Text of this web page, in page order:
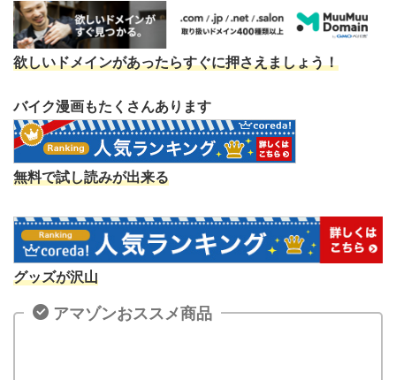
欲しいドメインがあったらすぐに押さえましょう！
バイク漫画もたくさんあります
無料で試し読みが出来る
グッズが沢山
アマゾンおススメ商品